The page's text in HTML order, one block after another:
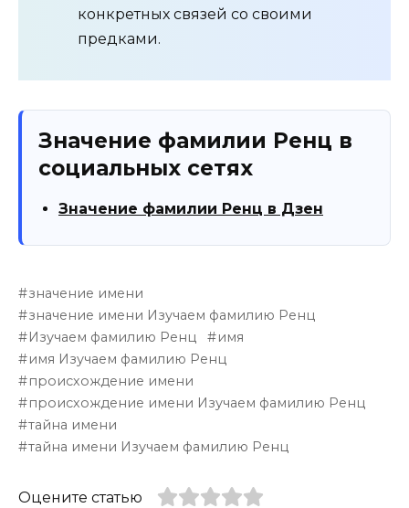
конкретных связей со своими
предками.
Значение фамилии Ренц в
социальных сетях
Значение фамилии Ренц в Дзен
значение имени
значение имени Изучаем фамилию Ренц
Изучаем фамилию Ренц
имя
имя Изучаем фамилию Ренц
происхождение имени
происхождение имени Изучаем фамилию Ренц
тайна имени
тайна имени Изучаем фамилию Ренц
Оцените статью